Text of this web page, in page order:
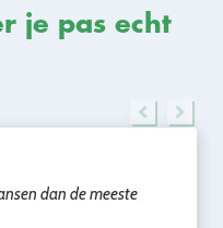
je pas echt
dan de meeste